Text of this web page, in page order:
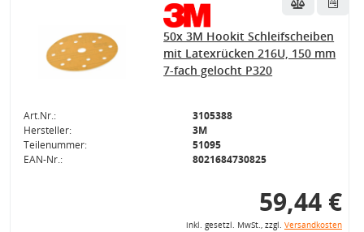
50x 3M Hookit Schleifscheiben
mit Latexrücken 216U, 150 mm
7-fach gelocht P320
Art.Nr.:
3105388
Hersteller:
3M
Teilenummer:
51095
EAN-Nr.:
8021684730825
59,44 €
inkl. gesetzl. MwSt., zzgl. Versandkosten